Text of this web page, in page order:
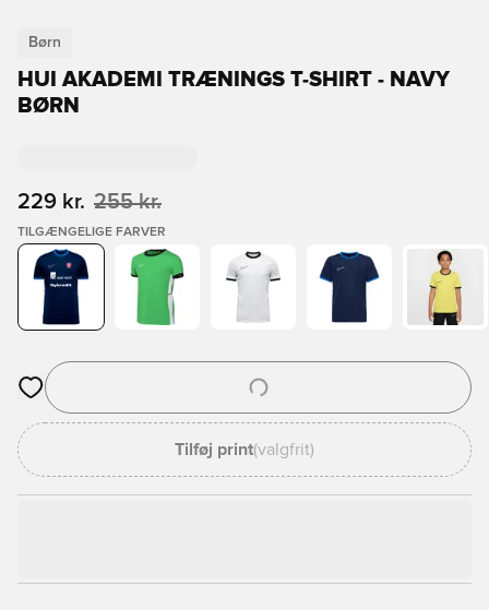
Børn
HUI AKADEMI TRÆNINGS T-SHIRT - NAVY
BØRN
229 kr. 255 kr.
TILGÆNGELIGE FARVER
Åbner en Modal til at logge ind eller tilmelde dig som medlem
Tilføj print(valgfrit)